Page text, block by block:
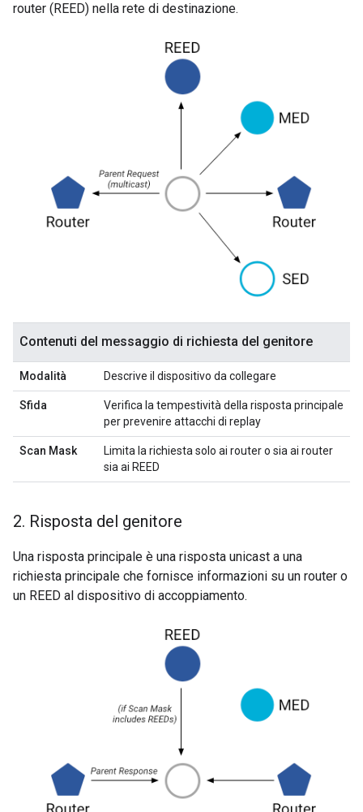
router (REED) nella rete di destinazione.
Contenuti del messaggio di richiesta del genitore
Modalità Descrive il dispositivo da collegare
Sfida
Verifica la tempestività della risposta principale
per prevenire attacchi di replay
Scan Mask
Limita la richiesta solo ai router o sia ai router
sia ai REED
2. Risposta del genitore
Una risposta principale è una risposta unicast a una
richiesta principale che fornisce informazioni su un router o
un REED al dispositivo di accoppiamento.